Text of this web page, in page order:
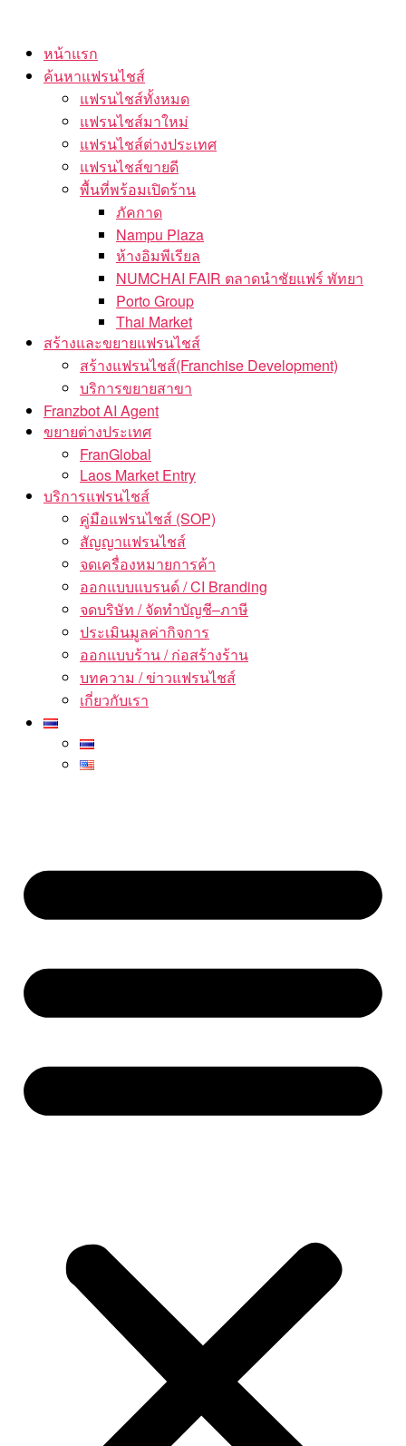
content
หน้าแรก
ค้นหาแฟรนไชส์
แฟรนไชส์ทั้งหมด
แฟรนไชส์มาใหม่
แฟรนไชส์ต่างประเทศ
แฟรนไชส์ขายดี
พื้นที่พร้อมเปิดร้าน
ภัคกาด
Nampu Plaza
ห้างอิมพีเรียล
NUMCHAI FAIR ตลาดนำชัยแฟร์ พัทยา
Porto Group
Thai Market
สร้างและขยายแฟรนไชส์
สร้างแฟรนไชส์(Franchise Development)
บริการขยายสาขา
Franzbot AI Agent
ขยายต่างประเทศ
FranGlobal
Laos Market Entry
บริการแฟรนไชส์
คู่มือแฟรนไชส์ (SOP)
สัญญาแฟรนไชส์
จดเครื่องหมายการค้า
ออกแบบแบรนด์ / CI Branding
จดบริษัท / จัดทำบัญชี–ภาษี
ประเมินมูลค่ากิจการ
ออกแบบร้าน / ก่อสร้างร้าน
บทความ / ข่าวแฟรนไชส์
เกี่ยวกับเรา